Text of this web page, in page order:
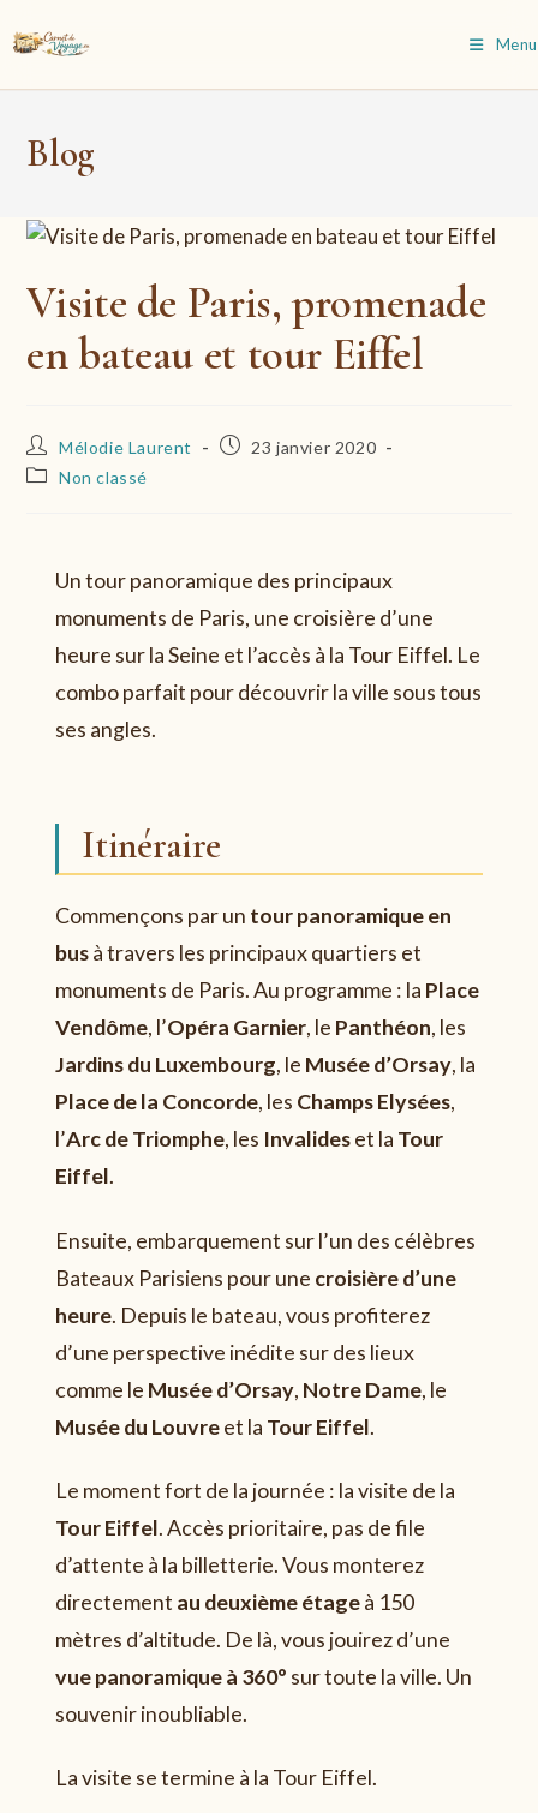
to
Menu
Blog
Visite de Paris, promenade
en bateau et tour Eiffel
Auteur/autrice
de
Mélodie Laurent
Publication
23 janvier 2020
PostNon classé
Un tour panoramique des principaux
monuments de Paris, une croisière d’une
heure sur la Seine et l’accès à la Tour Eiffel. Le
combo parfait pour découvrir la ville sous tous
ses angles.
Itinéraire
Commençons par un tour panoramique en
busà travers les principaux quartiers et
monuments de Paris. Au programme : la Place
Vendôme, l’Opéra Garnier, le Panthéon, les
Jardins du Luxembourg, le Musée d’Orsay, la
Place de la Concorde, les Champs Elysées,
l’Arc de Triomphe, les Invalideset la Tour
Eiffel.
Ensuite, embarquement sur l’un des célèbres
Bateaux Parisiens pour une croisière d’une
heure. Depuis le bateau, vous profiterez
d’une perspective inédite sur des lieux
comme le Musée d’Orsay, Notre Dame, le
Musée du Louvreet la Tour Eiffel.
Le moment fort de la journée : la visite de la
Tour Eiffel. Accès prioritaire, pas de file
d’attente à la billetterie. Vous monterez
directement au deuxième étageà 150
mètres d’altitude. De là, vous jouirez d’une
vue panoramique à 360° sur toute la ville. Un
souvenir inoubliable.
La visite se termine à la Tour Eiffel.